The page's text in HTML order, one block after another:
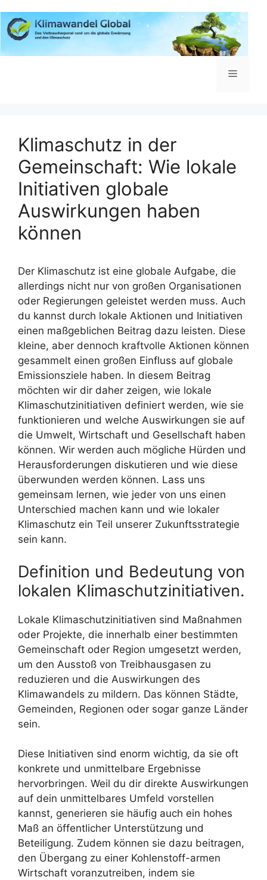
Inhalt
springen
Menü
Klimaschutz in der
Gemeinschaft: Wie lokale
Initiativen globale
Auswirkungen haben
können
Der Klimaschutz ist eine globale Aufgabe, die
allerdings nicht nur von großen Organisationen
oder Regierungen geleistet werden muss. Auch
du kannst durch lokale Aktionen und Initiativen
einen maßgeblichen Beitrag dazu leisten. Diese
kleine, aber dennoch kraftvolle Aktionen können
gesammelt einen großen Einfluss auf globale
Emissionsziele haben. In diesem Beitrag
möchten wir dir daher zeigen, wie lokale
Klimaschutzinitiativen definiert werden, wie sie
funktionieren und welche Auswirkungen sie auf
die Umwelt, Wirtschaft und Gesellschaft haben
können. Wir werden auch mögliche Hürden und
Herausforderungen diskutieren und wie diese
überwunden werden können. Lass uns
gemeinsam lernen, wie jeder von uns einen
Unterschied machen kann und wie lokaler
Klimaschutz ein Teil unserer Zukunftsstrategie
sein kann.
Definition und Bedeutung von
lokalen Klimaschutzinitiativen.
Lokale Klimaschutzinitiativen sind Maßnahmen
oder Projekte, die innerhalb einer bestimmten
Gemeinschaft oder Region umgesetzt werden,
um den Ausstoß von Treibhausgasen zu
reduzieren und die Auswirkungen des
Klimawandels zu mildern. Das können Städte,
Gemeinden, Regionen oder sogar ganze Länder
sein.
Diese Initiativen sind enorm wichtig, da sie oft
konkrete und unmittelbare Ergebnisse
hervorbringen. Weil du dir direkte Auswirkungen
auf dein unmittelbares Umfeld vorstellen
kannst, generieren sie häufig auch ein hohes
Maß an öffentlicher Unterstützung und
Beteiligung. Zudem können sie dazu beitragen,
den Übergang zu einer Kohlenstoff-armen
Wirtschaft voranzutreiben, indem sie